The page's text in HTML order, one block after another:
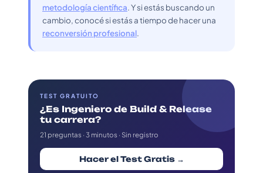
metodología científica. Y si estás buscando un
cambio, conocé si estás a tiempo de hacer una
reconversión profesional.
TEST GRATUITO
¿Es Ingeniero de Build & Release
tu carrera?
21 preguntas · 3 minutos · Sin registro
Hacer el Test Gratis →